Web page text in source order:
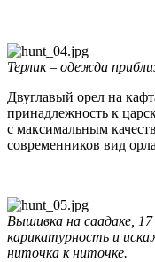
Терлик – одежда
Двуглавый орел на
принадлежность к
с максимальным
современников вид
Вышивка на саадаке,
карикатурность и
ниточка к ниточке.